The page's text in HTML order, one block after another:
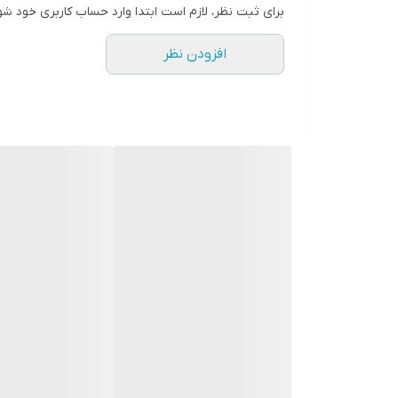
برای ثبت نظر، لازم است ابتدا وارد حساب کاربری خود
افزودن نظر